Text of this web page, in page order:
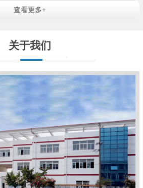
查看更多+
关于我们